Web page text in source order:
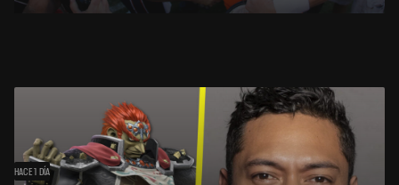
HACE 1 DÍA